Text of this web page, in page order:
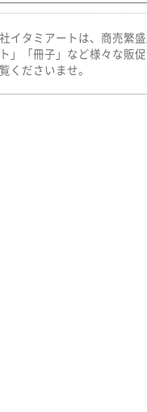
イタミアートは、商売繁
」「冊子」など様々な販
くださいませ。